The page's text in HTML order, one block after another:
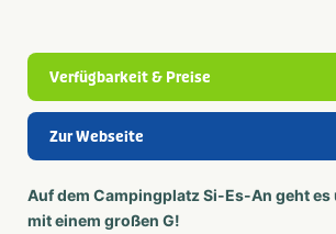
Verfügbarkeit & Preise
Zur Webseite
Auf dem Campingplatz Si-Es-An geht es
mit einem großen G!